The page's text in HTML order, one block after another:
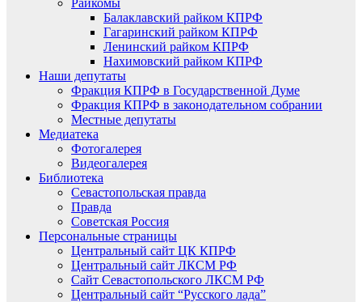
Райкомы
Балаклавский райком КПРФ
Гагаринский райком КПРФ
Ленинский райком КПРФ
Нахимовский райком КПРФ
Наши депутаты
Фракция КПРФ в Государственной Думе
Фракция КПРФ в законодательном собрании
Местные депутаты
Медиатека
Фотогалерея
Видеогалерея
Библиотека
Севастопольская правда
Правда
Советская Россия
Персональные страницы
Центральный сайт ЦК КПРФ
Центральный сайт ЛКСМ РФ
Сайт Севастопольского ЛКСМ РФ
Центральный сайт “Русского лада”